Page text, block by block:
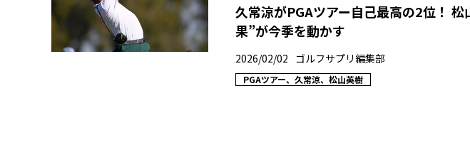
久常涼がPGAツアー自己最高の2位！
果”が今季を動かす
2026/02/02 ゴルフサプリ編集部
PGAツアー、久常涼、松山英樹